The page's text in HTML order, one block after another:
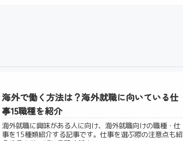
海外で働く方法は？海外就職に向いている仕
事15職種を紹介
海外就職に興味がある人に向け、海外就職向けの職種・仕
事を15種類紹介する記事です。仕事を選ぶ際の注意点も紹